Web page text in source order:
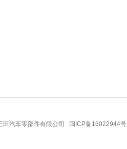
汽车零部件有限公司 闽ICP备16022944号